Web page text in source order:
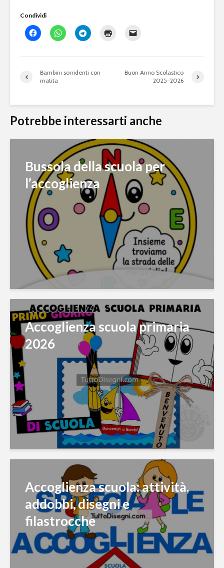
Condividi
Bambini sorridenti con
matita
Buon Anno Scolastico
2025-2026
Potrebbe interessarti anche
Bussola della scuola per
l’accoglienza
Accoglienza scuola primaria
2026
Accoglienza scuola: attività,
addobbi, disegni e
filastrocche